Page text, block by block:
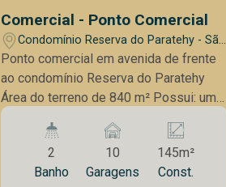
com uma belíssima vista permanente
para o futuro Parque Una, trazendo mais
valorização ao imóvel e um ambiente
de trabalho agradável. Características
do imóvel: Área privativa de 70 m² Sala
totalmente mobiliada Recepção ampla
e elegante 3 salas privativas com ótima
divisão dos ambientes 2 banheiros
Copa de apoio Piso em porcelanato Ar-
Comercial - Ponto Comercial
Condomínio Reserva do Paratehy - São
José dos Campos/SP
Ponto comercial em avenida de frente
ao condomínio Reserva do Paratehy
Área do terreno de 840 m² Possui: um
salão amplo Sala para reunião espaço
para armazenamento de extorque
Cozinha Banheiro masculino Banheiro
Feminino/deficientes Estacionamento
2
Banho
10
Garagens
145m²
Const.